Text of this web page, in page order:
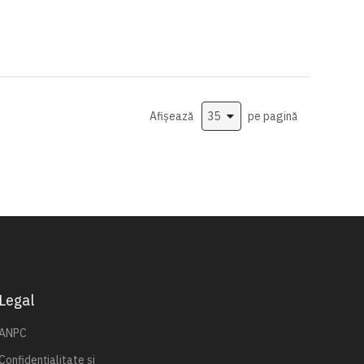
Afișează
pe pagină
Legal
Confidențialitate și